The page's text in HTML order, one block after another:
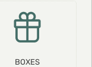
BOXES